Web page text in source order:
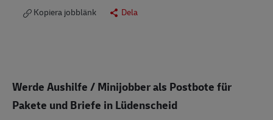
Kopiera jobblänk Dela
Werde Aushilfe / Minijobber als Postbote für
Pakete und Briefe in Lüdenscheid